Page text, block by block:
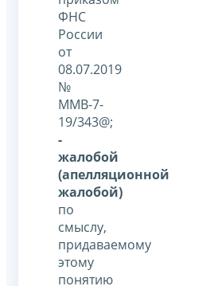
ФНС
России
от
08.07.2019
№
ММВ-7-
19/343@;
-
жалобой
(апелляционной
жалобой)
по
смыслу,
придаваемому
этому
понятию